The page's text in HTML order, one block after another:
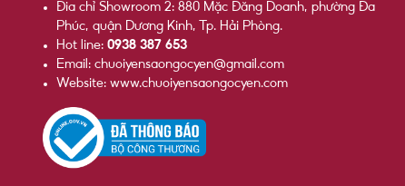
Đia chỉ Showroom 2: 880 Mặc Đăng Doanh, phường Đa
Phúc, quận Dương Kinh, Tp. Hải Phòng.
Hot line: 0938 387 653
Email: chuoiyensaongocyen@gmail.com
Website: www.chuoiyensaongocyen.com